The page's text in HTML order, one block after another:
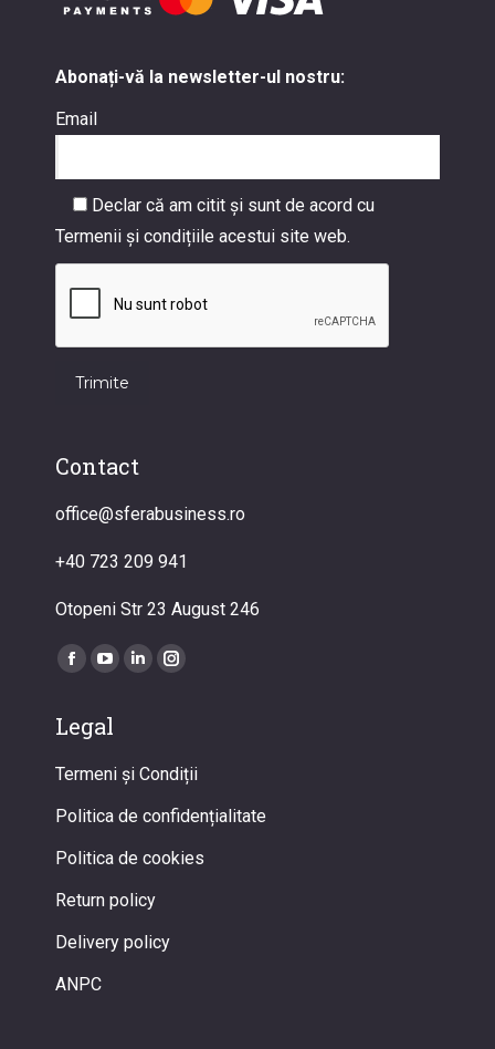
Abonați-vă la newsletter-ul nostru:
Email
Declar că am citit și sunt de acord cu
Termenii și condițiile acestui site web.
Contact
office@sferabusiness.ro
+40 723 209 941
Otopeni Str 23 August 246
Find us on:
Facebook
opens
new
window
YouTube
opens
new
window
Linkedin
new
window
Instagram
new
window
Legal
Termeni și Condiții
Politica de confidențialitate
Politica de cookies
Return policy
Delivery policy
ANPC